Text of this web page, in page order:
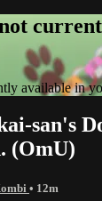
available in
san's
(OmU)
• 12m